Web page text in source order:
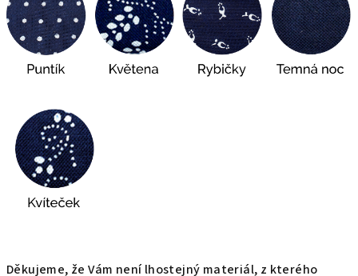
Děkujeme, že Vám není lhostejný materiál, z kterého